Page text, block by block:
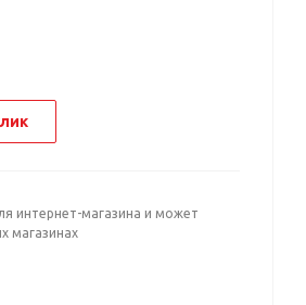
интернет-магазина и может
магазинах